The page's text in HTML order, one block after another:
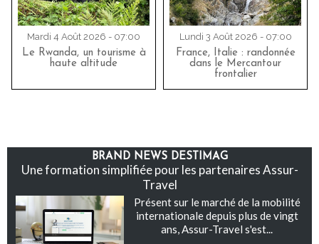
Mardi 4 Août 2026 - 07:00
Le Rwanda, un tourisme à
haute altitude
Lundi 3 Août 2026 - 07:00
France, Italie : randonnée
dans le Mercantour
frontalier
BRAND NEWS DESTIMAG
Une formation simplifiée pour les partenaires Assur-
Travel
Présent sur le marché de la mobilité
internationale depuis plus de vingt
ans, Assur-Travel s'est...